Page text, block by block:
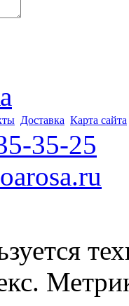
Доставка Карта сайта
35-25